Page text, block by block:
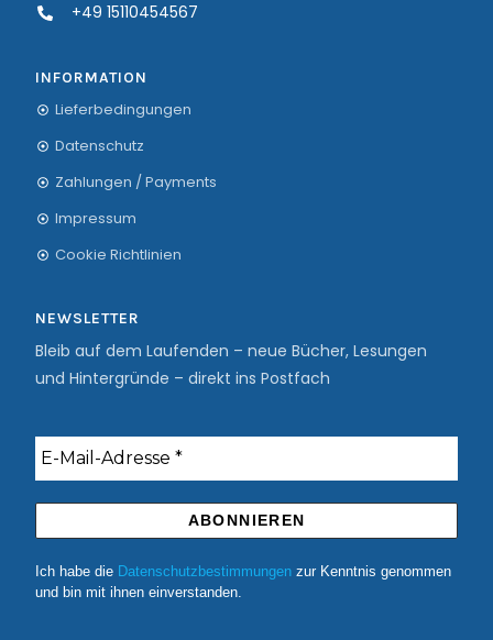
+49 15110454567
INFORMATION
Lieferbedingungen
Datenschutz
Zahlungen / Payments
Impressum
Cookie Richtlinien
NEWSLETTER
Bleib auf dem Laufenden – neue Bücher, Lesungen
und Hintergründe – direkt ins Postfach
Ich habe die Datenschutzbestimmungen zur Kenntnis genommen
und bin mit ihnen einverstanden.